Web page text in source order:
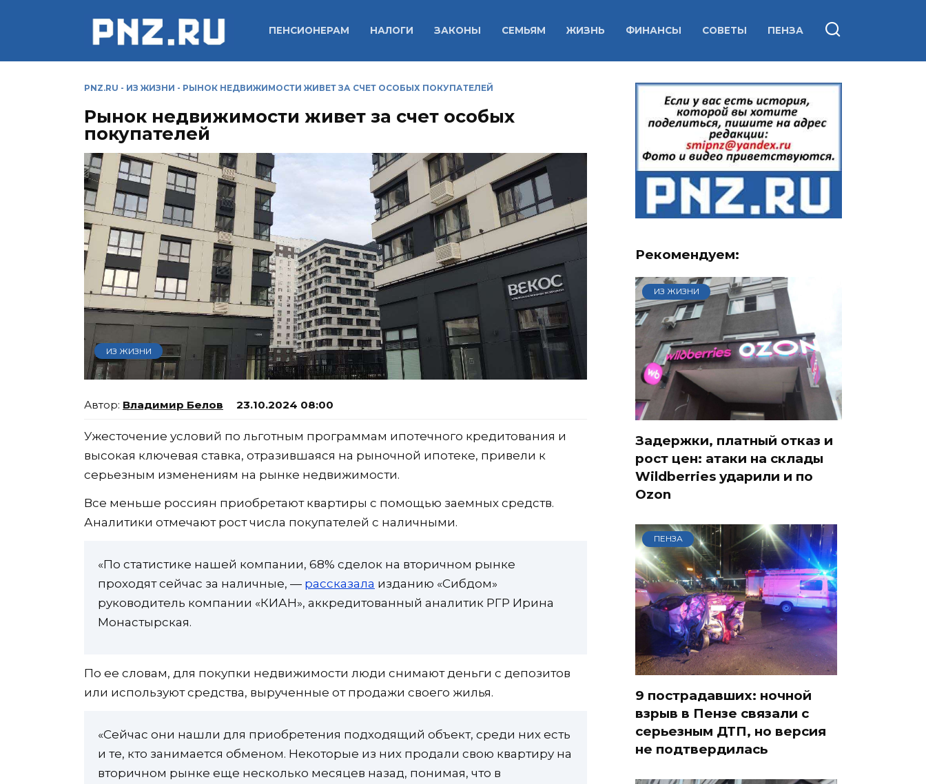
ПЕНСИОНЕРАМ НАЛОГИ ЗАКОНЫ СЕМЬЯМ ЖИЗНЬ ФИНАНСЫ СОВЕТЫ ПЕНЗА
PNZ.RU - ИЗ ЖИЗНИ - РЫНОК НЕДВИЖИМОСТИ ЖИВЕТ ЗА СЧЕТ ОСОБЫХ ПОКУПАТЕЛЕЙ
Рынок недвижимости живет за счет особых
покупателей
ИЗ ЖИЗНИ
Владимир Белов 23.10.2024 08:00
Ужесточение условий по льготным программам ипотечного кредитования и
высокая ключевая ставка, отразившаяся на рыночной ипотеке, привели к
серьезным изменениям на рынке недвижимости.
Все меньше россиян приобретают квартиры с помощью заемных средств.
Аналитики отмечают рост числа покупателей с наличными.
«По статистике нашей компании, 68% сделок на вторичном рынке
проходят сейчас за наличные, — рассказала изданию «Сибдом»
руководитель компании «КИАН», аккредитованный аналитик РГР Ирина
Монастырская.
По ее словам, для покупки недвижимости люди снимают деньги с депозитов
или используют средства, вырученные от продажи своего жилья.
«Сейчас они нашли для приобретения подходящий объект, среди них есть
и те, кто занимается обменом. Некоторые из них продали свою квартиру на
вторичном рынке еще несколько месяцев назад, понимая, что в
Рекомендуем:
ИЗ ЖИЗНИ
Задержки, платный отказ и
рост цен: атаки на склады
Wildberries ударили и по
Ozon
ПЕНЗА
9 пострадавших: ночной
взрыв в Пензе связали с
серьезным ДТП, но версия
не подтвердилась